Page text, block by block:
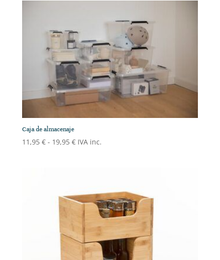
hasta
17,95 €
Caja de almacenaje
11,95 € - 19,95 €Rango
hasta
19,95 €
IVA inc.